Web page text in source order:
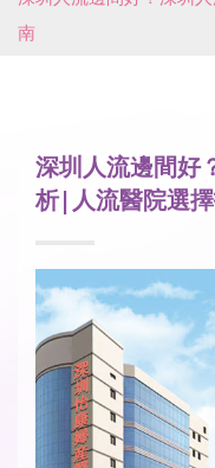
南
深圳人流邊間好
析|人流醫院選